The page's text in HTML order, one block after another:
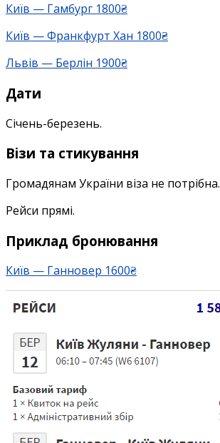
Київ — Гамбург 1800₴
Київ — Франкфурт Хан 1800₴
Львів — Берлін 1900₴
Дати
Січень-березень.
Візи та стикування
Громадянам України віза не потрібна.
Рейси прямі.
Приклад бронювання
Київ — Ганновер 1600₴